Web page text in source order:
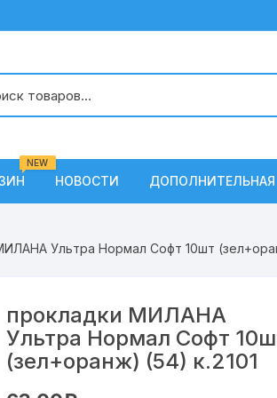
NEW
НОВОСТИ
Наши вакансии
Контакты
Ультра Нормал Софт 10шт
прокладки МИЛАНА
Ультра Нормал Софт
(зел+оранж) (54) к.2101